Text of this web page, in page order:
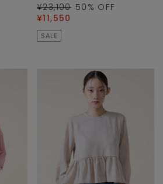
¥23,100 50 % OFF
¥11,550
SALE